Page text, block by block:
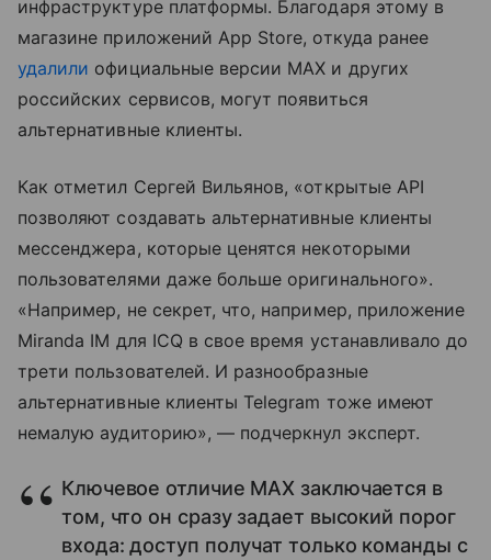
инфраструктуре платформы. Благодаря этому в
магазине приложений App Store, откуда ранее
удалили официальные версии MAX и других
российских сервисов, могут появиться
альтернативные клиенты.
Как отметил Сергей Вильянов, «открытые API
позволяют создавать альтернативные клиенты
мессенджера, которые ценятся некоторыми
пользователями даже больше оригинального».
«Например, не секрет, что, например, приложение
Miranda IM для ICQ в свое время устанавливало до
трети пользователей. И разнообразные
альтернативные клиенты Telegram тоже имеют
немалую аудиторию», — подчеркнул эксперт.
Ключевое отличие MAX заключается в
том, что он сразу задает высокий порог
входа: доступ получат только команды с